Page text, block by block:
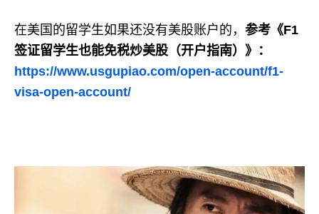
在美国的留学生如果还没有美股账户的， 参考《F1
签证留学生也能免税炒美股（开户指南）》：
https://www.usgupiao.com/open-account/f1-
visa-open-account/